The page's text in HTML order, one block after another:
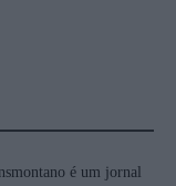
é um jornal